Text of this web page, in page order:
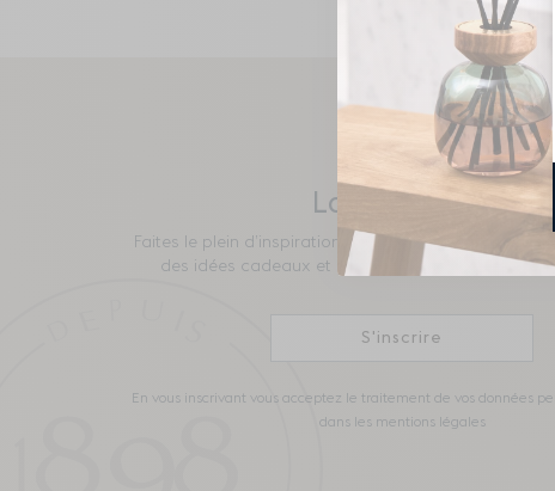
La newsletter
Faites le plein d’inspirations avec les nouveautés en
des idées cadeaux et profitez de nos offres
S'inscrire
En vous inscrivant vous acceptez le traitement de vos données
dans les mentions légales